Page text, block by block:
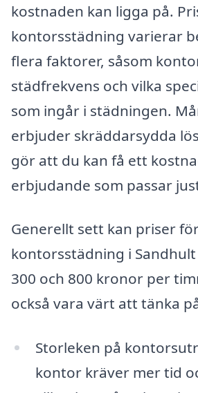
kostnaden kan ligga på.
kontorsstädning varierar
flera faktorer, såsom
städfrekvens och vilka
som ingår i städningen.
erbjuder skräddarsydda
gör att du kan få ett
erbjudande som passar
Generellt sett kan priser
kontorsstädning i
300 och 800 kronor per
också vara värt att tänka
Storleken på
kontor kräver mer tid